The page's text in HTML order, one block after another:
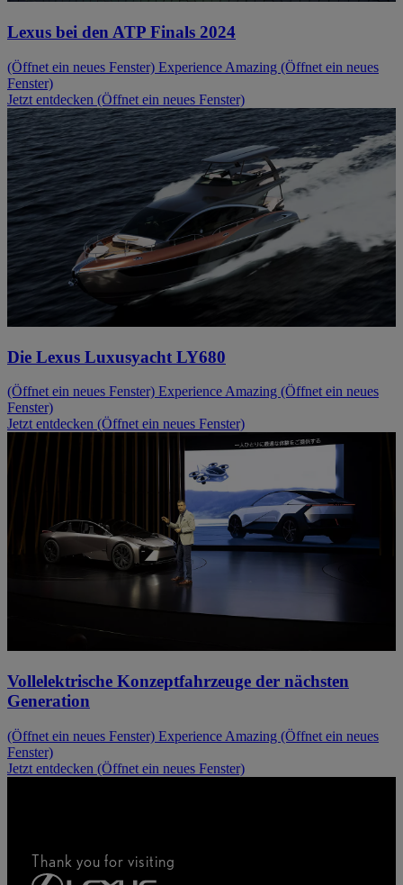
Lexus bei den ATP Finals 2024
(Öffnet ein neues Fenster) Experience Amazing (Öffnet ein neues
Fenster)
Jetzt entdecken (Öffnet ein neues Fenster)
Die Lexus Luxusyacht LY680
(Öffnet ein neues Fenster) Experience Amazing (Öffnet ein neues
Fenster)
Jetzt entdecken (Öffnet ein neues Fenster)
Vollelektrische Konzeptfahrzeuge der nächsten
Generation
(Öffnet ein neues Fenster) Experience Amazing (Öffnet ein neues
Fenster)
Jetzt entdecken (Öffnet ein neues Fenster)
Thank you for visiting